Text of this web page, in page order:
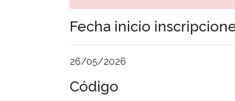
Fecha inicio
26/05/2026
Código